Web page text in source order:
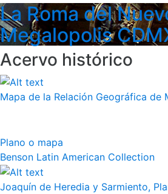
La Roma del
Megalopolis
Acervo histórico
Mapa de la Relación Geográfica de
Plano o mapa
Benson Latin American Collection
Joaquín de Heredia y Sarmiento,